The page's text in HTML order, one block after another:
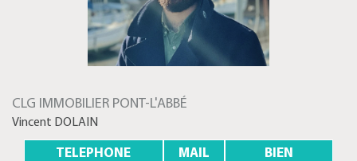
CLG IMMOBILIER PONT-L'ABBÉ
Vincent DOLAIN
TELEPHONE MAIL BIEN